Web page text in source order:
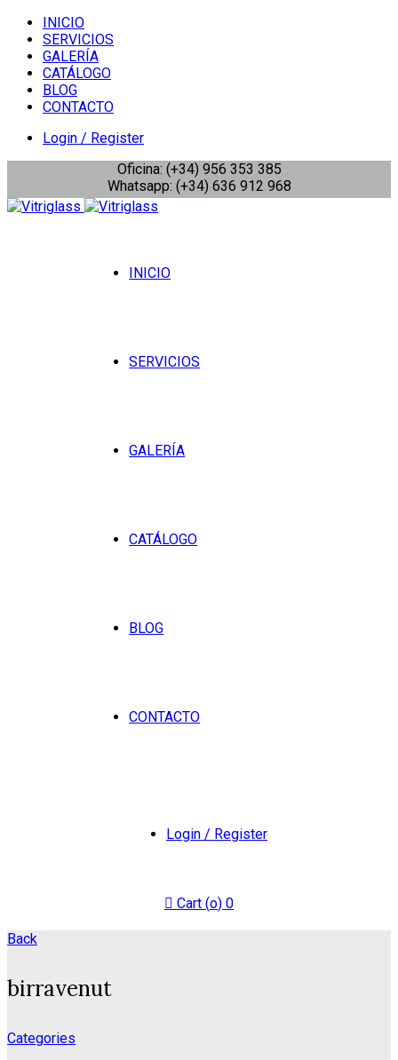
INICIO
SERVICIOS
GALERÍA
CATÁLOGO
BLOG
CONTACTO
Login / Register
Oficina: (+34) 956 353 385
Whatsapp: (+34) 636 912 968
INICIO
SERVICIOS
GALERÍA
CATÁLOGO
BLOG
CONTACTO
Login / Register
Cart (o) 0
Back
birravenut
Categories